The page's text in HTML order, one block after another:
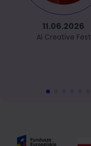
11.06.2026
AI Creative Fest